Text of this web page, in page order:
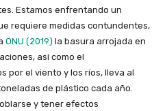
Estamos enfrentando un
requiere medidas contundentes,
ONU (2019) la basura arrojada en
así como el
por el viento y los ríos, lleva al
de plástico cada año.
y tener efectos